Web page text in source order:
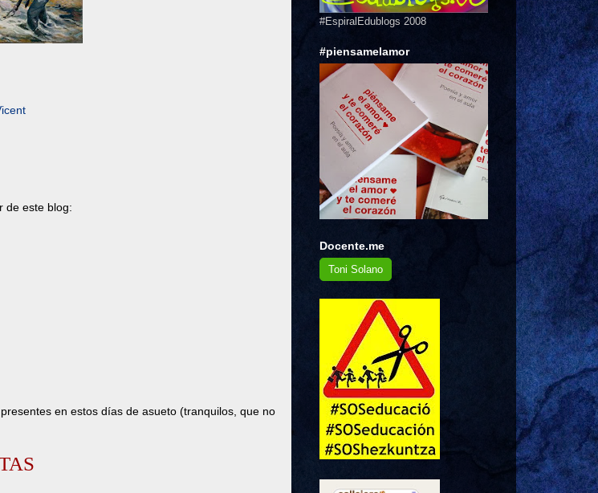
de este blog:
en estos días de asueto (tranquilos, que no
#EspiralEdublogs 2008
#piensamelamor
Docente.me
Toni Solano